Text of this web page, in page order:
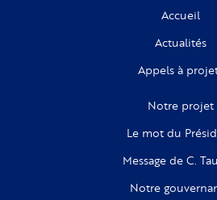
Accueil
Actualités
Appels à
Notre projet
Le mot du
Message de C.
Notre